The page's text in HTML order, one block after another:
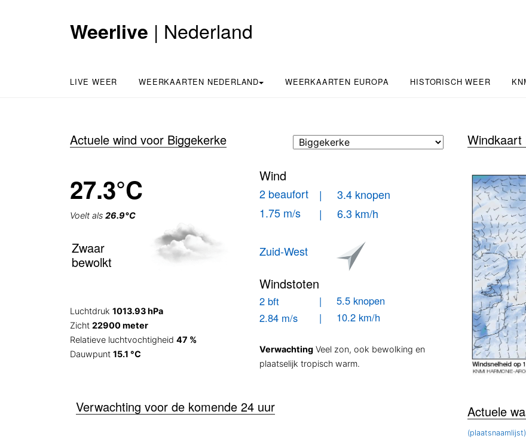
Weerlive | Nederland
LIVE WEER WEERKAARTEN NEDERLAND WEERKAARTEN EUROPA HISTORISCH WEER
Actuele wind voor Biggekerke
Wind
2 beaufort
| 3.4 knopen
1.75 m/s
| 6.3 km/h
Zuid-West
Windstoten
2 bft
| 5.5 knopen
2.84 m/s
| 10.2 km/h
Verwachting Veel zon, ook bewolking en
plaatselijk tropisch warm.
27.3°C
Voelt als 26.9°C
Zwaar
bewolkt
Luchtdruk 1013.93 hPa
Zicht 22900 meter
Relatieve luchtvochtigheid 47 %
Dauwpunt 15.1 °C
Verwachting voor de komende 24 uur
Windkaart
Actuele
(plaatsnaamlijst)